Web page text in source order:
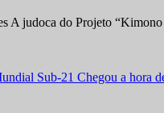
A judoca do Projeto